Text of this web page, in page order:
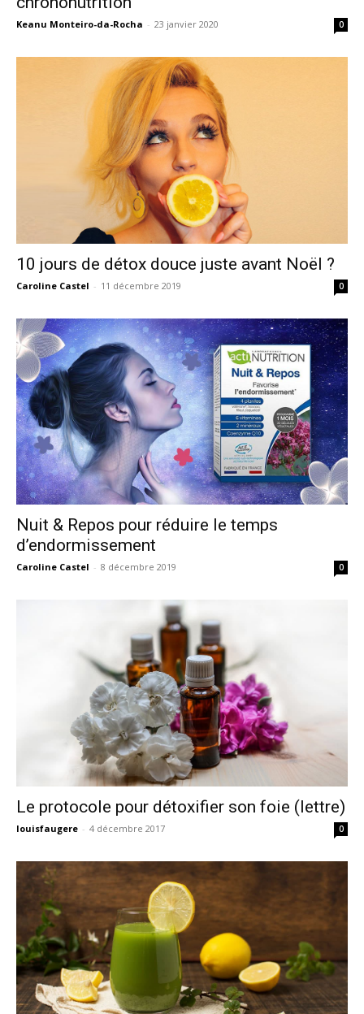
Keanu Monteiro-da-Rocha - 23 janvier 2020 0
10 jours de détox douce juste avant Noël ?
Caroline Castel - 11 décembre 2019 0
Nuit & Repos pour réduire le temps
d’endormissement
Caroline Castel - 8 décembre 2019 0
Le protocole pour détoxifier son foie (lettre)
louisfaugere - 4 décembre 2017 0